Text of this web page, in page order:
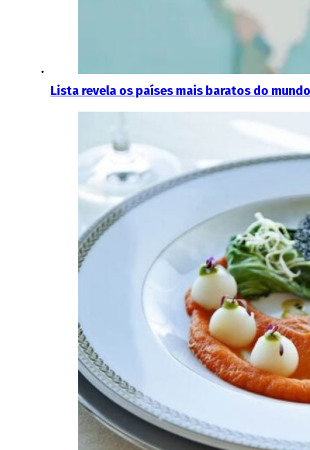
Lista revela os países mais baratos do